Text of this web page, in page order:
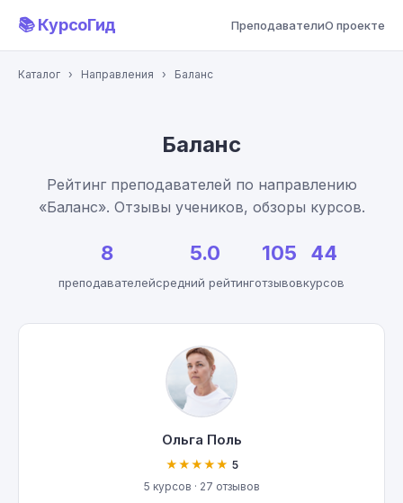
📚 КурсоГид ПреподавателиО проекте
Каталог › Направления › Баланс
Баланс
Рейтинг преподавателей по направлению
«Баланс». Отзывы учеников, обзоры курсов.
8
преподавателей
5.0
средний рейтинг
105
отзывов
44
курсов
Ольга Поль
★★★★★ 5
5 курсов · 27 отзывов